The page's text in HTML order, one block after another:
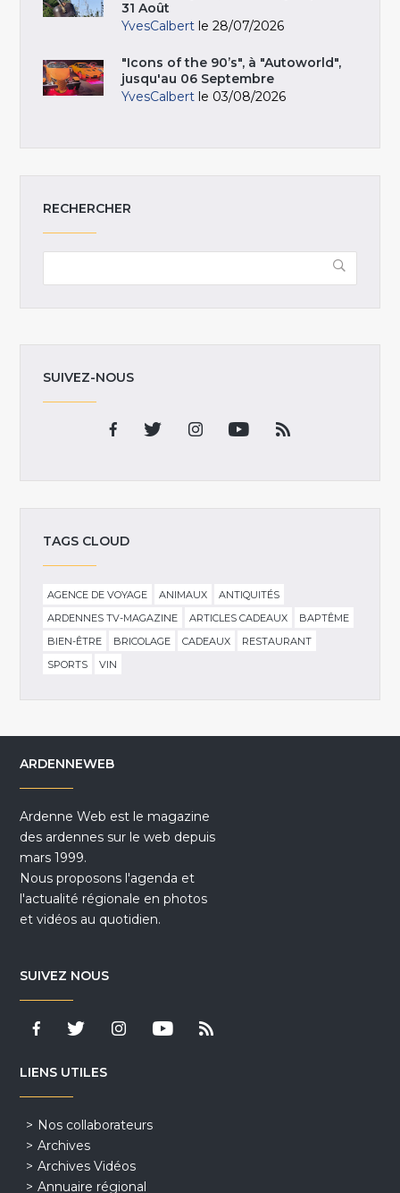
31 Août
YvesCalbert le 28/07/2026
"Icons of the 90’s", à "Autoworld",
jusqu'au 06 Septembre
YvesCalbert le 03/08/2026
RECHERCHER
SUIVEZ-NOUS
TAGS CLOUD
AGENCE DE VOYAGE ANIMAUX
ANTIQUITÉS
ARDENNES TV-MAGAZINE
ARTICLES CADEAUX
BAPTÊME
BIEN-ÊTRE
BRICOLAGE CADEAUX
RESTAURANT
SPORTS
VIN
ARDENNEWEB
Ardenne Web est le magazine
des ardennes sur le web depuis
mars 1999.
Nous proposons l'agenda et
l'actualité régionale en photos
et vidéos au quotidien.
SUIVEZ NOUS
LIENS UTILES
Nos collaborateurs
Archives
Archives Vidéos
Annuaire régional